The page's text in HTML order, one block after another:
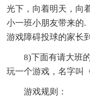
光下，向着明天，向
小一班小朋友带来的.
游戏障碍投球的家长
8)下面有请大班
玩一个游戏，名字叫
游戏规则：